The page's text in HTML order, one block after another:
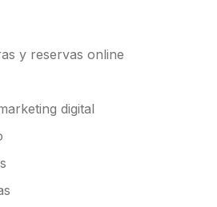
y reservas online
digital